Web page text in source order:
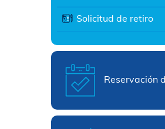
Solicitud de retiro
Reservación